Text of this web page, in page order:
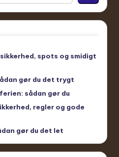
spots og smidigt
gør du det trygt
sådan gør du
regler og gode
gør du det let